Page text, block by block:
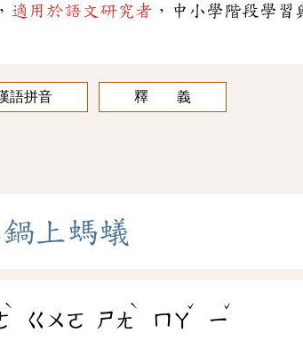
適用於語文研究者 ，中小學階段學
語拼音 釋 義
鍋 上螞蟻
ˋ
ㄍㄨㄛ ㄕㄤ
ˋ
ㄇㄚ
ˇ
ㄧ
ˇ